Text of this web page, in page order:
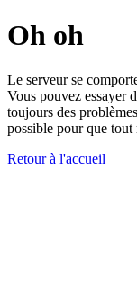
Oh oh
Le serveur se
Vous pouvez essayer
toujours des
possible pour que tout
Retour à l'accueil